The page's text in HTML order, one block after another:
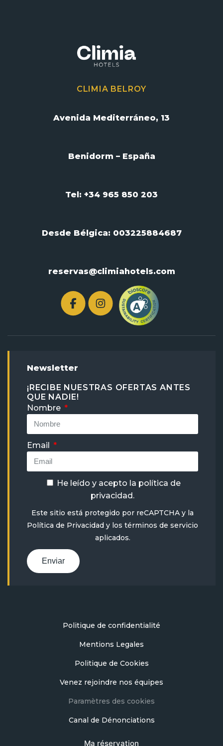
CLIMIA BELROY
Avenida Mediterráneo, 13
Benidorm – España
Tel: +34 965 850 203
Desde Bélgica: 003225884687
reservas@climiahotels.com
Newsletter
¡RECIBE NUESTRAS OFERTAS ANTES
QUE NADIE!
Nombre
Email
He leído y acepto la política de
privacidad.
Este sitio está protegido por reCAPTCHA y la
Política de Privacidad y los términos de servicio
aplicados.
Enviar
Politique de confidentialité
Mentions Legales
Politique de Cookies
Venez rejoindre nos équipes
Paramètres des cookies
Canal de Dénonciations
Ma réservation